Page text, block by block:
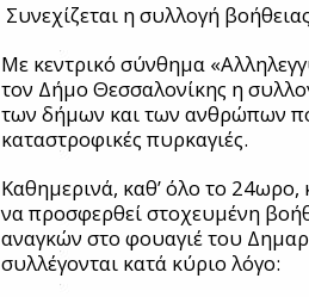
Συνεχίζεται η συλλογή
Με κεντρικό σύνθημα
τον Δήμο Θεσσαλονίκης η
των δήμων και των ανθρώπων
καταστροφικές πυρκαγιές.
Καθημερινά, καθ’ όλο το 24ωρο,
να προσφερθεί στοχευμένη
αναγκών στο φουαγιέ του
συλλέγονται κατά κύριο λόγο: